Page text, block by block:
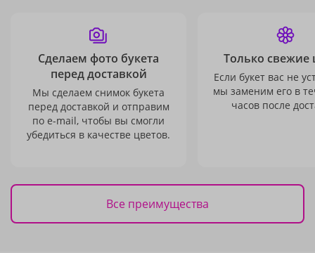
Сделаем фото букета
перед доставкой
Мы сделаем снимок букета
перед доставкой и отправим
по e-mail, чтобы вы смогли
убедиться в качестве цветов.
Только свежие
Если букет вас не
мы заменим его в
часов после
Все преимущества